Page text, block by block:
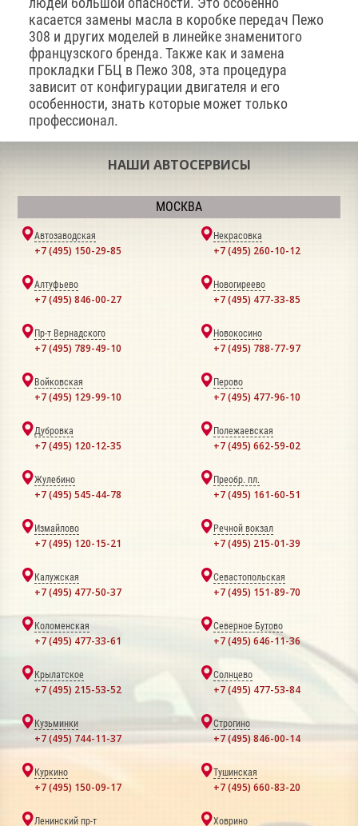
касается замены масла в коробке передач Пежо
308 и других моделей в линейке знаменитого
французского бренда. Также как и замена
прокладки ГБЦ в Пежо 308, эта процедура
зависит от конфигурации двигателя и его
особенности, знать которые может только
профессионал.
НАШИ АВТОСЕРВИСЫ
МОСКВА
Автозаводская
+7 (495) 150-29-85
Некрасовка
+7 (495) 260-10-12
Алтуфьево
+7 (495) 846-00-27
Новогиреево
+7 (495) 477-33-85
Пр-т Вернадского
+7 (495) 789-49-10
Новокосино
+7 (495) 788-77-97
Войковская
+7 (495) 129-99-10
Перово
+7 (495) 477-96-10
Дубровка
+7 (495) 120-12-35
Полежаевская
+7 (495) 662-59-02
Жулебино
+7 (495) 545-44-78
Преобр. пл.
+7 (495) 161-60-51
Измайлово
+7 (495) 120-15-21
Речной вокзал
+7 (495) 215-01-39
Калужская
+7 (495) 477-50-37
Севастопольская
+7 (495) 151-89-70
Коломенская
+7 (495) 477-33-61
Северное Бутово
+7 (495) 646-11-36
Крылатское
+7 (495) 215-53-52
Солнцево
+7 (495) 477-53-84
Кузьминки
+7 (495) 744-11-37
Строгино
+7 (495) 846-00-14
Куркино
+7 (495) 150-09-17
Тушинская
+7 (495) 660-83-20
Ленинский пр-т Ховрино